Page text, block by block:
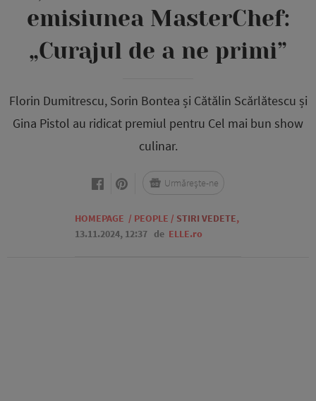
emisiunea MasterChef:
„Curajul de a ne primi”
Florin Dumitrescu, Sorin Bontea și Cătălin Scărlătescu și
Gina Pistol au ridicat premiul pentru Cel mai bun show
culinar.
HOMEPAGE / PEOPLE / STIRI VEDETE,
13.11.2024, 12:37 de ELLE.ro
Urmărește-ne